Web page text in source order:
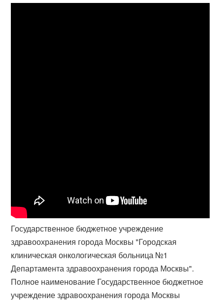
Государственное бюджетное учреждение
здравоохранения города Москвы "Городская
клиническая онкологическая больница №1
Департамента здравоохранения города Москвы".
Полное наименование Государственное бюджетное
учреждение здравоохранения города Москвы